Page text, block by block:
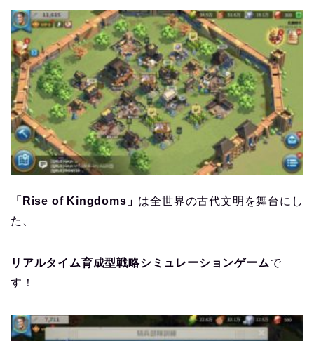
「Rise of Kingdoms」 は全世界の古代文明を舞台にし
た、
リアルタイム育成型戦略シミュレーションゲームで
す！